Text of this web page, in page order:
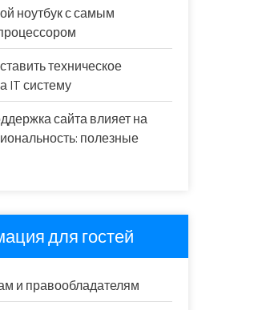
ноутбук с самым
техническое
IT систему
сайта влияет на
полезные
для гостей
и правообладателям